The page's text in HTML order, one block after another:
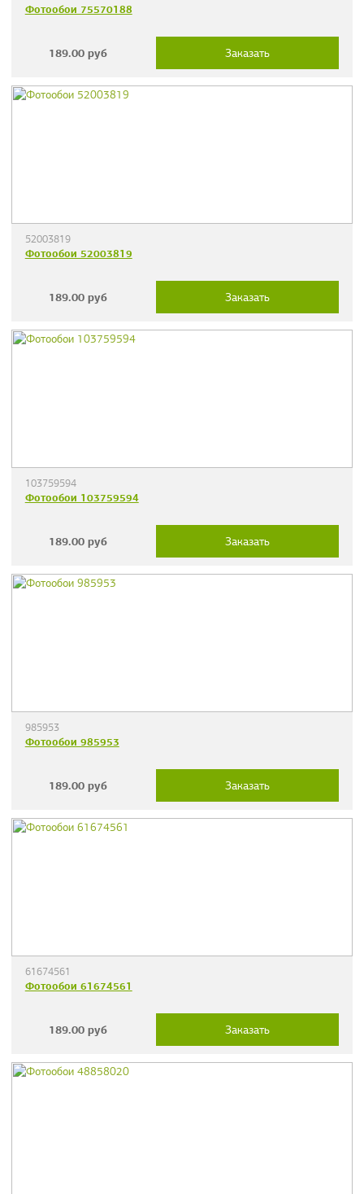
Фотообои 75570188
189.00 руб Заказать
52003819
Фотообои 52003819
189.00 руб Заказать
103759594
Фотообои 103759594
189.00 руб Заказать
985953
Фотообои 985953
189.00 руб Заказать
61674561
Фотообои 61674561
189.00 руб Заказать